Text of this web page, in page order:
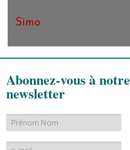
Simo
Abonnez-vous à notre
newsletter